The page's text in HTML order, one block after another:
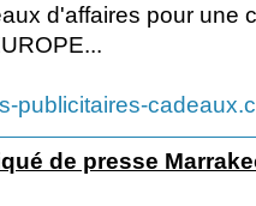
d'affaires pour une
publicitaires-
de presse